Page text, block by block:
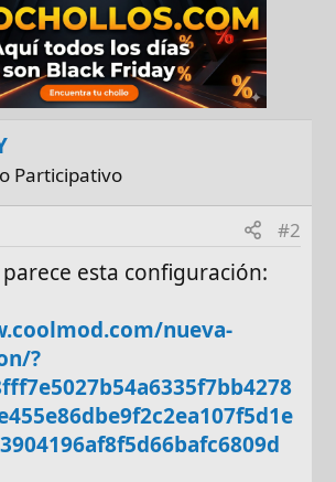
Participativo
#2
esta configuración:
nueva-
?